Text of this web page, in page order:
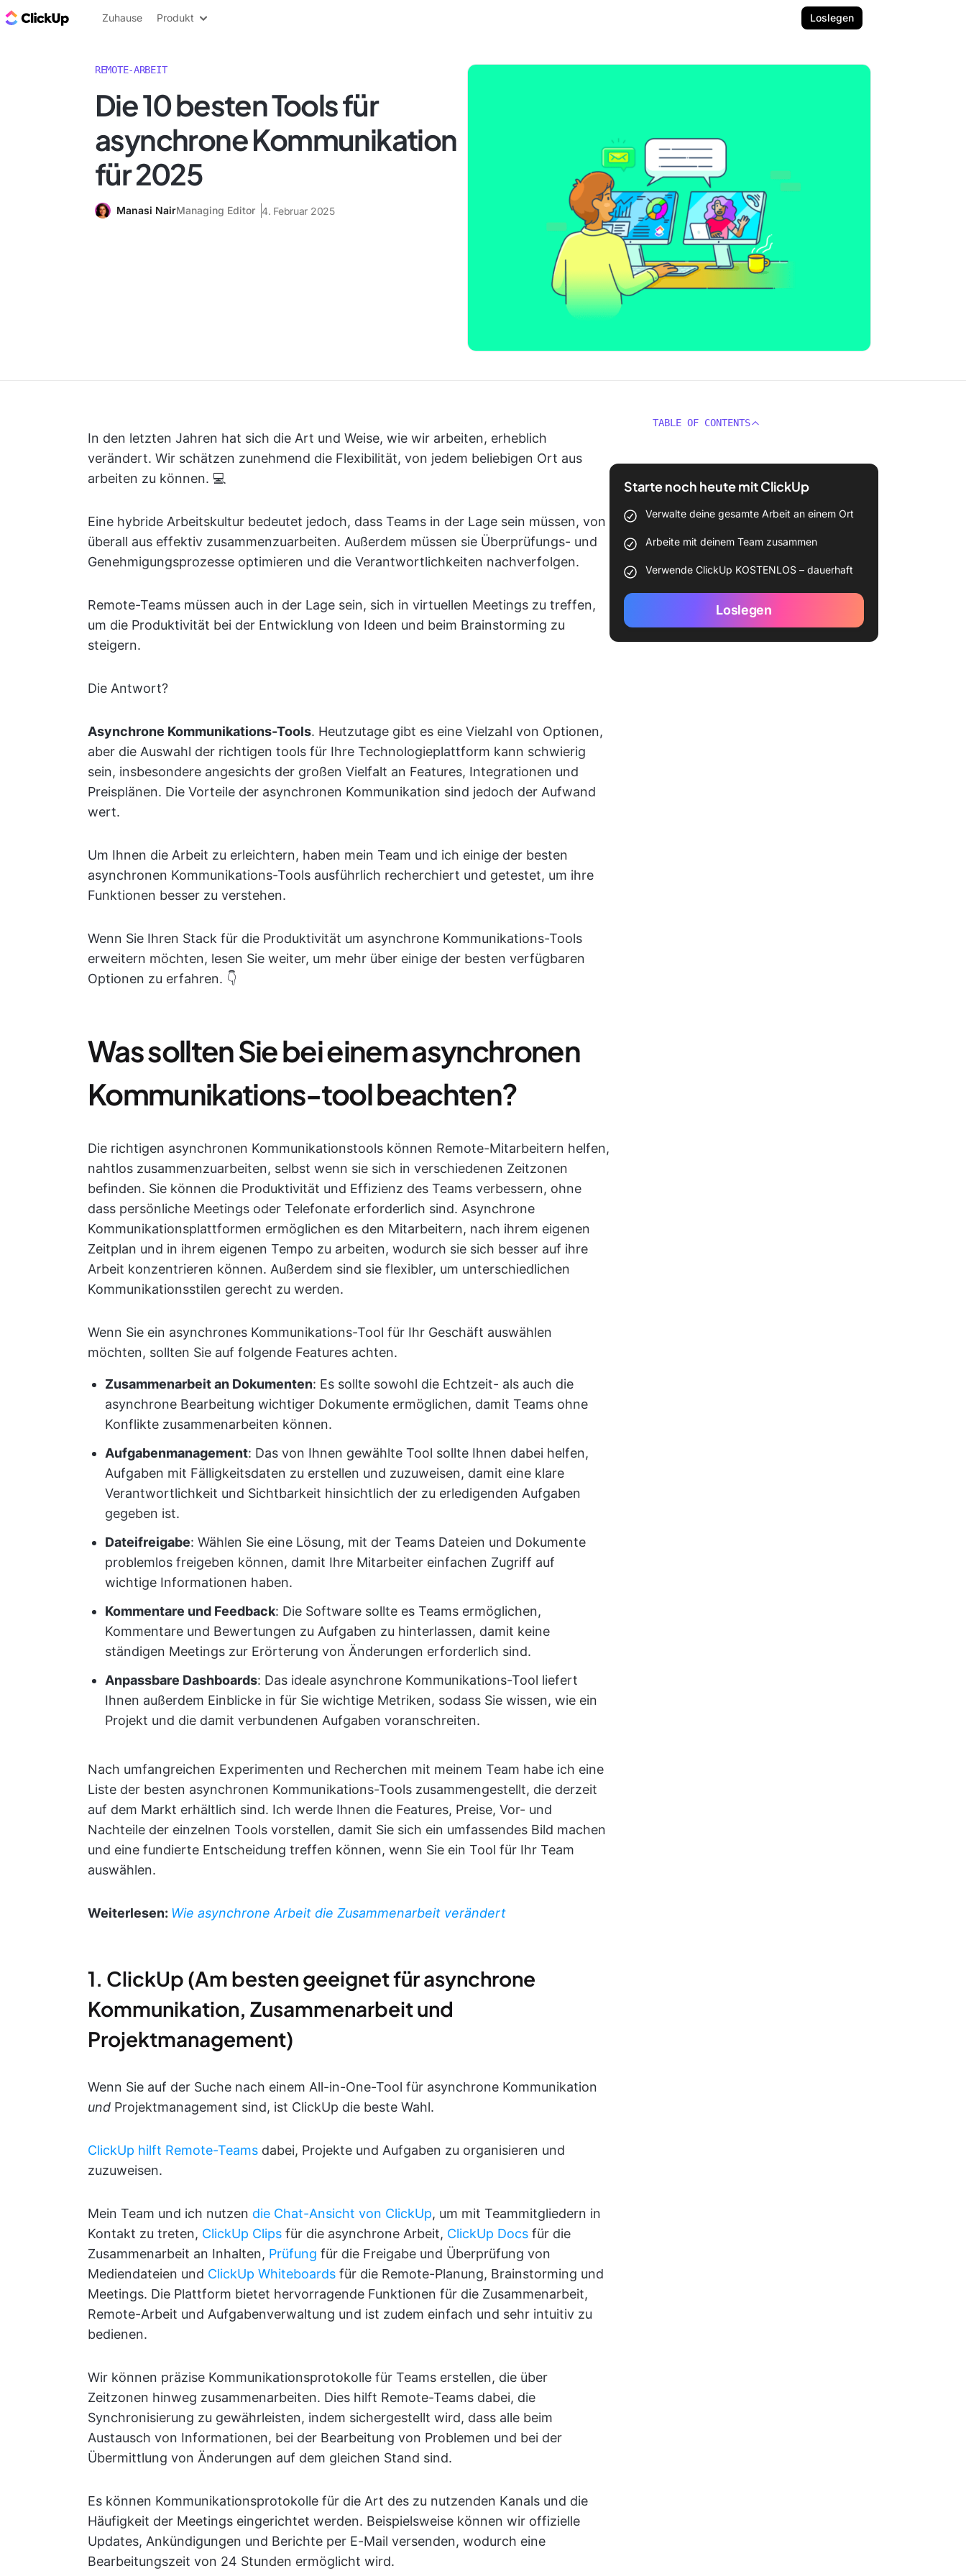
ClickUp Blog
Zuhause Produkt Loslegen
REMOTE-ARBEIT
Die 10 besten Tools für
asynchrone Kommunikation
für 2025
Manasi NairManaging Editor 4. Februar 2025
In den letzten Jahren hat sich die Art und Weise, wie wir arbeiten, erheblich
verändert. Wir schätzen zunehmend die Flexibilität, von jedem beliebigen Ort aus
arbeiten zu können. 💻
Eine hybride Arbeitskultur bedeutet jedoch, dass Teams in der Lage sein müssen, von
überall aus effektiv zusammenzuarbeiten. Außerdem müssen sie Überprüfungs- und
Genehmigungsprozesse optimieren und die Verantwortlichkeiten nachverfolgen.
Remote-Teams müssen auch in der Lage sein, sich in virtuellen Meetings zu treffen,
um die Produktivität bei der Entwicklung von Ideen und beim Brainstorming zu
steigern.
Die Antwort?
Asynchrone Kommunikations-Tools. Heutzutage gibt es eine Vielzahl von Optionen,
aber die Auswahl der richtigen tools für Ihre Technologieplattform kann schwierig
sein, insbesondere angesichts der großen Vielfalt an Features, Integrationen und
Preisplänen. Die Vorteile der asynchronen Kommunikation sind jedoch der Aufwand
wert.
Um Ihnen die Arbeit zu erleichtern, haben mein Team und ich einige der besten
asynchronen Kommunikations-Tools ausführlich recherchiert und getestet, um ihre
Funktionen besser zu verstehen.
Wenn Sie Ihren Stack für die Produktivität um asynchrone Kommunikations-Tools
erweitern möchten, lesen Sie weiter, um mehr über einige der besten verfügbaren
Optionen zu erfahren. 👇
Was sollten Sie bei einem asynchronen
Kommunikations-tool beachten?
Die richtigen asynchronen Kommunikationstools können Remote-Mitarbeitern helfen,
nahtlos zusammenzuarbeiten, selbst wenn sie sich in verschiedenen Zeitzonen
befinden. Sie können die Produktivität und Effizienz des Teams verbessern, ohne
dass persönliche Meetings oder Telefonate erforderlich sind. Asynchrone
Kommunikationsplattformen ermöglichen es den Mitarbeitern, nach ihrem eigenen
Zeitplan und in ihrem eigenen Tempo zu arbeiten, wodurch sie sich besser auf ihre
Arbeit konzentrieren können. Außerdem sind sie flexibler, um unterschiedlichen
Kommunikationsstilen gerecht zu werden.
Wenn Sie ein asynchrones Kommunikations-Tool für Ihr Geschäft auswählen
möchten, sollten Sie auf folgende Features achten.
Zusammenarbeit an Dokumenten: Es sollte sowohl die Echtzeit- als auch die
asynchrone Bearbeitung wichtiger Dokumente ermöglichen, damit Teams ohne
Konflikte zusammenarbeiten können.
Aufgabenmanagement: Das von Ihnen gewählte Tool sollte Ihnen dabei helfen,
Aufgaben mit Fälligkeitsdaten zu erstellen und zuzuweisen, damit eine klare
Verantwortlichkeit und Sichtbarkeit hinsichtlich der zu erledigenden Aufgaben
gegeben ist.
Dateifreigabe: Wählen Sie eine Lösung, mit der Teams Dateien und Dokumente
problemlos freigeben können, damit Ihre Mitarbeiter einfachen Zugriff auf
wichtige Informationen haben.
Kommentare und Feedback: Die Software sollte es Teams ermöglichen,
Kommentare und Bewertungen zu Aufgaben zu hinterlassen, damit keine
ständigen Meetings zur Erörterung von Änderungen erforderlich sind.
Anpassbare Dashboards: Das ideale asynchrone Kommunikations-Tool liefert
Ihnen außerdem Einblicke in für Sie wichtige Metriken, sodass Sie wissen, wie ein
Projekt und die damit verbundenen Aufgaben voranschreiten.
Nach umfangreichen Experimenten und Recherchen mit meinem Team habe ich eine
Liste der besten asynchronen Kommunikations-Tools zusammengestellt, die derzeit
auf dem Markt erhältlich sind. Ich werde Ihnen die Features, Preise, Vor- und
Nachteile der einzelnen Tools vorstellen, damit Sie sich ein umfassendes Bild machen
und eine fundierte Entscheidung treffen können, wenn Sie ein Tool für Ihr Team
auswählen.
Weiterlesen: Wie asynchrone Arbeit die Zusammenarbeit verändert
1. ClickUp (Am besten geeignet für asynchrone
Kommunikation, Zusammenarbeit und
Projektmanagement)
Wenn Sie auf der Suche nach einem All-in-One-Tool für asynchrone Kommunikation
und Projektmanagement sind, ist ClickUp die beste Wahl.
ClickUp hilft Remote-Teams dabei, Projekte und Aufgaben zu organisieren und
zuzuweisen.
Mein Team und ich nutzen die Chat-Ansicht von ClickUp, um mit Teammitgliedern in
Kontakt zu treten, ClickUp Clips für die asynchrone Arbeit, ClickUp Docs für die
Zusammenarbeit an Inhalten, Prüfung für die Freigabe und Überprüfung von
Mediendateien und ClickUp Whiteboards für die Remote-Planung, Brainstorming und
Meetings. Die Plattform bietet hervorragende Funktionen für die Zusammenarbeit,
Remote-Arbeit und Aufgabenverwaltung und ist zudem einfach und sehr intuitiv zu
bedienen.
Wir können präzise Kommunikationsprotokolle für Teams erstellen, die über
Zeitzonen hinweg zusammenarbeiten. Dies hilft Remote-Teams dabei, die
Synchronisierung zu gewährleisten, indem sichergestellt wird, dass alle beim
Austausch von Informationen, bei der Bearbeitung von Problemen und bei der
Übermittlung von Änderungen auf dem gleichen Stand sind.
Es können Kommunikationsprotokolle für die Art des zu nutzenden Kanals und die
Häufigkeit der Meetings eingerichtet werden. Beispielsweise können wir offizielle
Updates, Ankündigungen und Berichte per E-Mail versenden, wodurch eine
Bearbeitungszeit von 24 Stunden ermöglicht wird.
TABLE OF CONTENTS
Starte noch heute mit ClickUp
Verwalte deine gesamte Arbeit an einem Ort
Arbeite mit deinem Team zusammen
Verwende ClickUp KOSTENLOS – dauerhaft
Loslegen